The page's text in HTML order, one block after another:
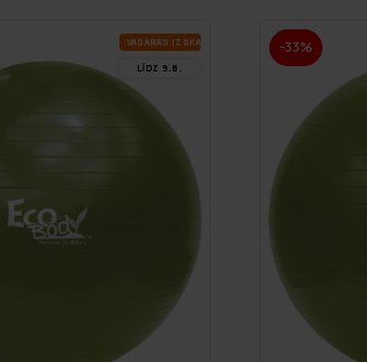
VA­SA­RAS IZ­SKA­ŅA
LĪDZ 9.8.
-33%